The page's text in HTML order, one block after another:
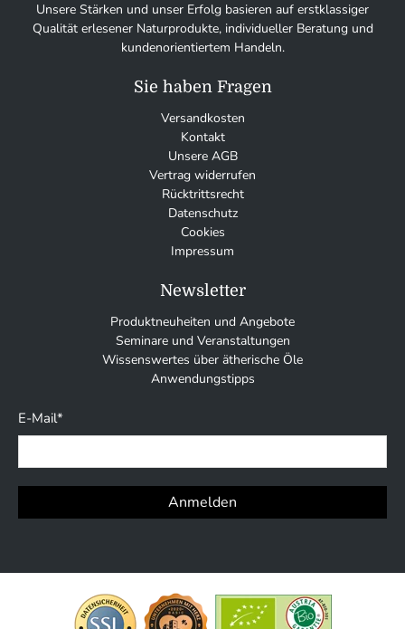
Unsere Stärken und unser Erfolg basieren auf erstklassiger
Qualität erlesener Naturprodukte, individueller Beratung und
kundenorientiertem Handeln.
Sie haben Fragen
Versandkosten
Kontakt
Unsere AGB
Vertrag widerrufen
Rücktrittsrecht
Datenschutz
Cookies
Impressum
Newsletter
Produktneuheiten und Angebote
Seminare und Veranstaltungen
Wissenswertes über ätherische Öle
Anwendungstipps
E-Mail*
Anmelden